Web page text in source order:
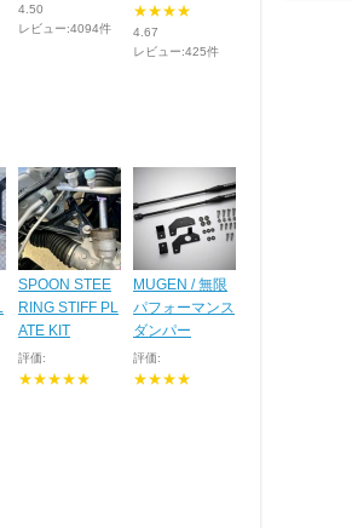
4.50
レビュー:4094件
★★★★
4.67
レビュー:425件
SPOON STEE
RING STIFF PL
ATE KIT
評価:
★★★★★
MUGEN / 無限
パフォーマンス
ダンパー
評価:
★★★★